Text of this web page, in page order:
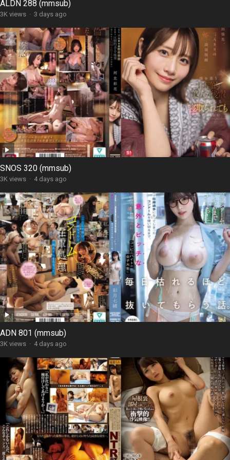
ALDN 288 (mmsub)
3K views · 3 days ago
SNOS 320 (mmsub)
3K views · 4 days ago
ADN 801 (mmsub)
3K views · 4 days ago